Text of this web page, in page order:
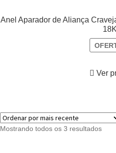
Anel Aparador de Aliança
18K
Ver
Mostrando todos os 3 resultados